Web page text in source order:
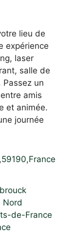
lieu de
expérience
laser
salle de
un
amis
et animée.
journée
,59190,France
Nord
de-France